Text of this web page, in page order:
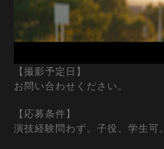
【撮影予定日】
お問い合わせください。
【応募条件】
演技経験問わず。子役、学生可。